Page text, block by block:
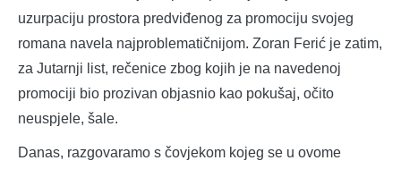
uzurpaciju prostora predviđenog za promociju svojeg
romana navela najproblematičnijom. Zoran Ferić je zatim,
za Jutarnji list, rečenice zbog kojih je na navedenoj
promociji bio prozivan objasnio kao pokušaj, očito
neuspjele, šale.
Danas, razgovaramo s čovjekom kojeg se u ovome